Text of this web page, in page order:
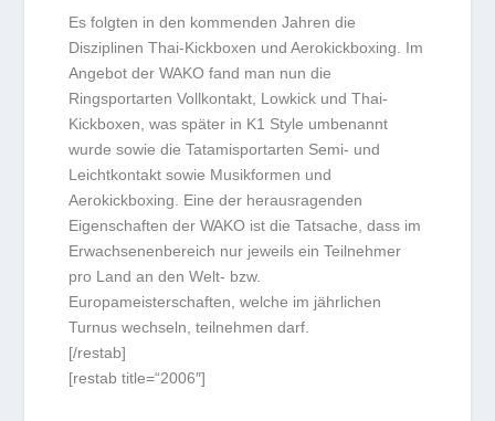
Es folgten in den kommenden Jahren die
Disziplinen Thai-Kickboxen und Aerokickboxing. Im
Angebot der WAKO fand man nun die
Ringsportarten Vollkontakt, Lowkick und Thai-
Kickboxen, was später in K1 Style umbenannt
wurde sowie die Tatamisportarten Semi- und
Leichtkontakt sowie Musikformen und
Aerokickboxing. Eine der herausragenden
Eigenschaften der WAKO ist die Tatsache, dass im
Erwachsenenbereich nur jeweils ein Teilnehmer
pro Land an den Welt- bzw.
Europameisterschaften, welche im jährlichen
Turnus wechseln, teilnehmen darf.
[/restab]
[restab title=“2006″]